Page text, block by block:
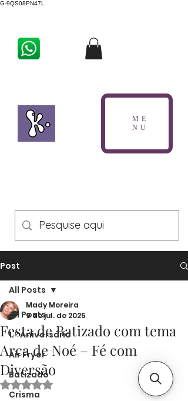
G-9QS08PN47L
ME
NU
Post
All Posts
1.º Aniversário
Air Fryer
Batizado
Crisma
All Posts
Festa de Batizado com tema
Arca de Noé – Fé com
Diversão
Mady Moreira
9 de jul. de 2025
Avaliado com NaN de 5 estrelas.